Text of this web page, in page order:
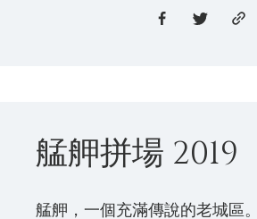
艋舺拼場 2019
艋舺，一個充滿傳說的老城區。